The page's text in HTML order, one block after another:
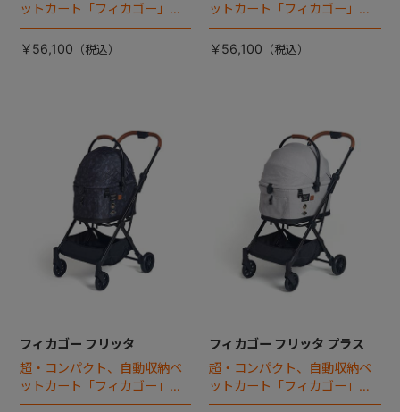
ットカート「フィカゴー」に
キャビン着脱タイプが新登
場！
￥56,100
ットカート「フィカゴー」に
キャビン着脱タイプが新登
場！
￥56,100
フィカゴー フリッタ
超・コンパクト、自動収納ペ
ットカート「フィカゴー」に
キャビン着脱タイプが新登
フィカゴー フリッタ プラス
超・コンパクト、自動収納ペ
ットカート「フィカゴー」に
キャビン着脱タイプが新登